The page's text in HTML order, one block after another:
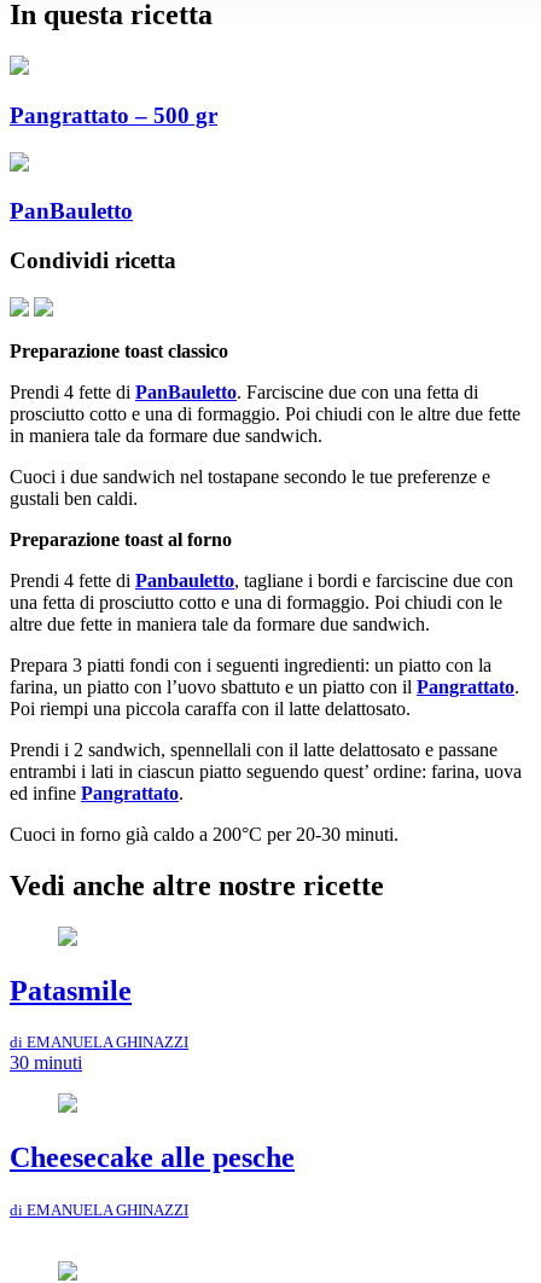
In questa ricetta
Pangrattato – 500 gr
PanBauletto
Condividi ricetta
Preparazione toast classico
Prendi 4 fette di PanBauletto. Farciscine due con una fetta di
prosciutto cotto e una di formaggio. Poi chiudi con le altre due fette
in maniera tale da formare due sandwich.
Cuoci i due sandwich nel tostapane secondo le tue preferenze e
gustali ben caldi.
Preparazione toast al forno
Prendi 4 fette di Panbauletto, tagliane i bordi e farciscine due con
una fetta di prosciutto cotto e una di formaggio. Poi chiudi con le
altre due fette in maniera tale da formare due sandwich.
Prepara 3 piatti fondi con i seguenti ingredienti: un piatto con la
farina, un piatto con l’uovo sbattuto e un piatto con il Pangrattato.
Poi riempi una piccola caraffa con il latte delattosato.
Prendi i 2 sandwich, spennellali con il latte delattosato e passane
entrambi i lati in ciascun piatto seguendo quest’ ordine: farina, uova
ed infine Pangrattato.
Cuoci in forno già caldo a 200°C per 20-30 minuti.
Vedi anche altre nostre ricette
Patasmile
di EMANUELA GHINAZZI
30 minuti
Cheesecake alle pesche
di EMANUELA GHINAZZI